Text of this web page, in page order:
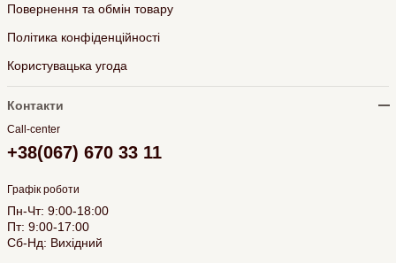
Повернення та обмін товару
Політика конфіденційності
Користувацька угода
Контакти
Call-center
+38(067) 670 33 11
Графік роботи
Пн-Чт: 9:00-18:00
Пт: 9:00-17:00
Сб-Нд: Вихідний